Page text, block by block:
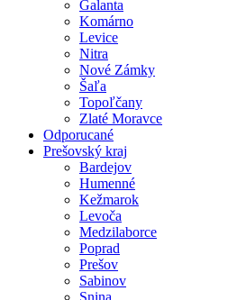
Galanta
Komárno
Levice
Nitra
Nové Zámky
Šaľa
Topoľčany
Zlaté Moravce
Odporucané
Prešovský kraj
Bardejov
Humenné
Kežmarok
Levoča
Medzilaborce
Poprad
Prešov
Sabinov
Snina